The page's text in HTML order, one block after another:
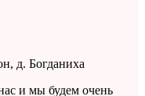
д. Богданиха
и мы будем очень